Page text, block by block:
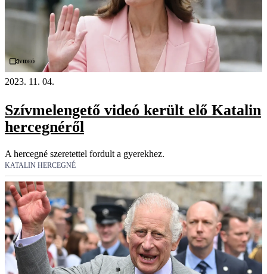
Videó
2023. 11. 04.
Szívmelengető videó került elő Katalin
hercegnéről
A hercegné szeretettel fordult a gyerekhez.
KATALIN HERCEGNÉ